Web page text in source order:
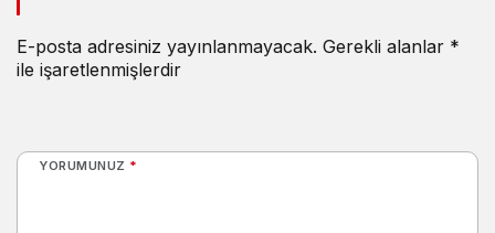
E-posta adresiniz yayınlanmayacak. Gerekli alanlar *
ile işaretlenmişlerdir
YORUMUNUZ *